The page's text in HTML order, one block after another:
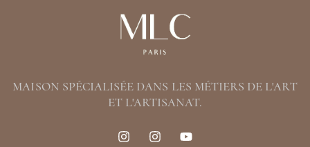
MAISON SPÉCIALISÉE DANS LES MÉTIERS DE L'ART
ET L'ARTISANAT.